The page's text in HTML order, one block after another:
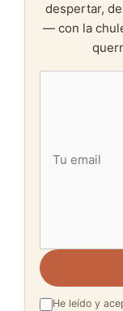
despertar,
— con la
He leído y